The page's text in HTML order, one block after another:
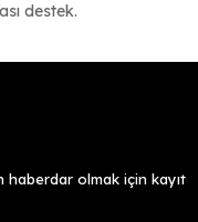
destek.
haberdar olmak için kayıt